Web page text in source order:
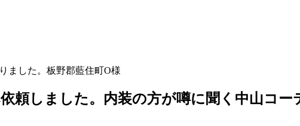
ました。板野郡藍住町O様
頼しました。内装の方が噂に聞く中山コ